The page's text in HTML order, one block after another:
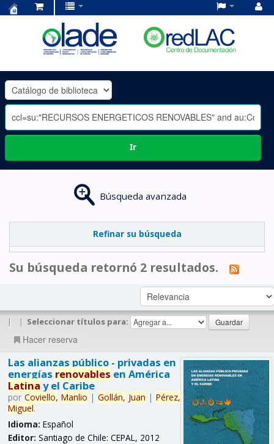
OLADE
-
Ir
Búsqueda avanzada
Refinar su búsqueda
Su búsqueda retornó 2 resultados.
| | Seleccionar títulos para:
Hacer reserva
Las alianzas público - privadas en
energías renovables en América
Latina y el Caribe
por Coviello, Manlio | Gollán, Juan | Pérez,
Miguel.
Idioma: Español
Editor: Santiago de Chile: CEPAL, 2012